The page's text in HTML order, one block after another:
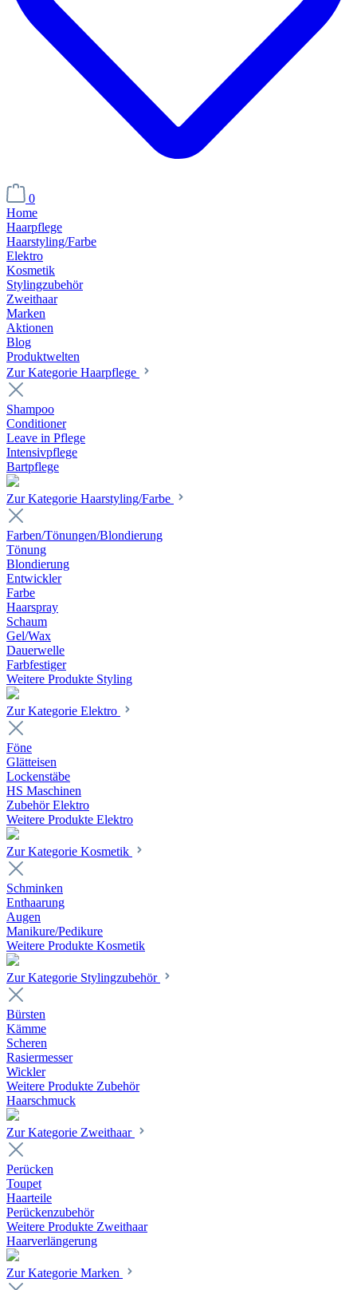
0
Home
Haarpflege
Haarstyling/Farbe
Elektro
Kosmetik
Stylingzubehör
Zweithaar
Marken
Aktionen
Blog
Produktwelten
Zur Kategorie Haarpflege
Shampoo
Conditioner
Leave in Pflege
Intensivpflege
Bartpflege
Zur Kategorie Haarstyling/Farbe
Farben/Tönungen/Blondierung
Tönung
Blondierung
Entwickler
Farbe
Haarspray
Schaum
Gel/Wax
Dauerwelle
Farbfestiger
Weitere Produkte Styling
Zur Kategorie Elektro
Föne
Glätteisen
Lockenstäbe
HS Maschinen
Zubehör Elektro
Weitere Produkte Elektro
Zur Kategorie Kosmetik
Schminken
Enthaarung
Augen
Manikure/Pedikure
Weitere Produkte Kosmetik
Zur Kategorie Stylingzubehör
Bürsten
Kämme
Scheren
Rasiermesser
Wickler
Weitere Produkte Zubehör
Haarschmuck
Zur Kategorie Zweithaar
Perücken
Toupet
Haarteile
Perückenzubehör
Weitere Produkte Zweithaar
Haarverlängerung
Zur Kategorie Marken